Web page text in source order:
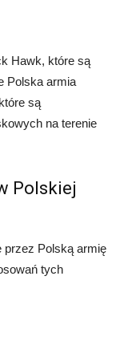
Hawk, które są
Polska armia
są
na terenie
Polskiej
przez Polską armię
tych